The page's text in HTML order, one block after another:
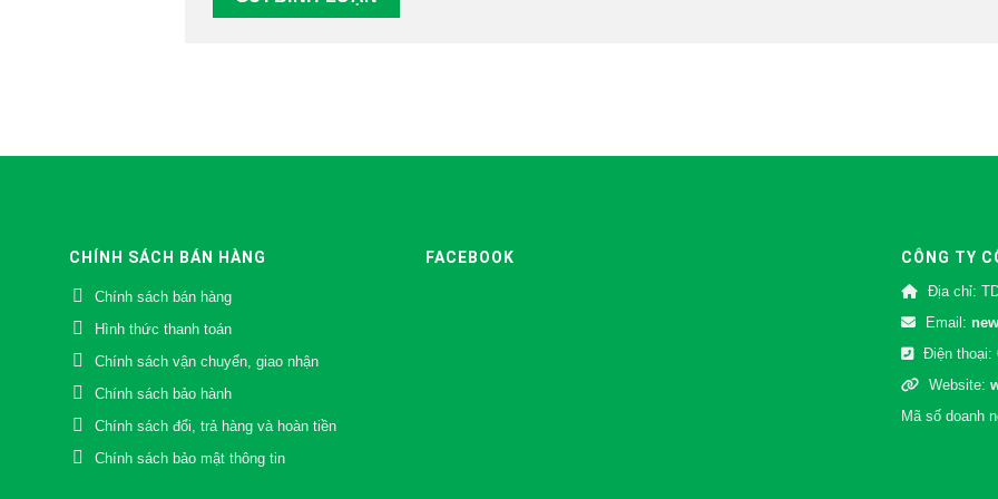
CHÍNH SÁCH BÁN HÀNG
Chính sách bán hàng
Hình thức thanh toán
Chính sách vận chuyển, giao nhận
Chính sách bảo hành
Chính sách đổi, trả hàng và hoàn tiền
Chính sách bảo mật thông tin
FACEBOOK CÔNG TY
Địa chỉ:
Email:
Điện thoại:
Website:
Mã số doanh